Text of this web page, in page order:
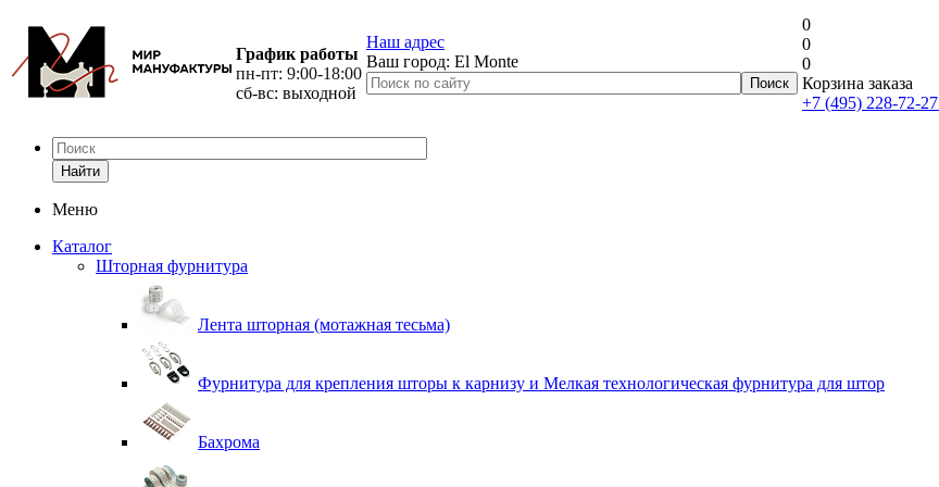
График работы
пн-пт: 9:00-18:00
сб-вс: выходной
Наш адрес
Ваш город: El Monte
0
0
0
Корзина заказа
+7 (495) 228-72-27
Найти
Меню
Каталог
Шторная фурнитура
Лента шторная (мотажная тесьма)
Фурнитура для крепления шторы к карнизу и Мелкая технологическая фурнитура для штор
Бахрома